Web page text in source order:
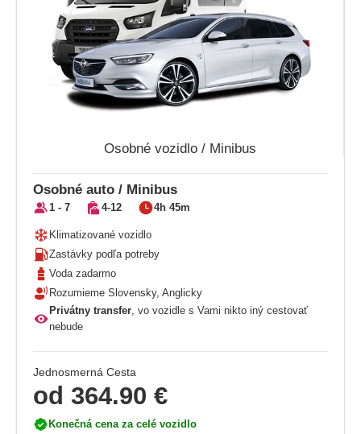
Osobné vozidlo / Minibus
Osobné auto / Minibus
1 - 7 4-12 4h 45m
Klimatizované vozidlo
Zastávky podľa potreby
Voda zadarmo
Rozumieme Slovensky, Anglicky
Privátny transfer, vo vozidle s Vami nikto iný cestovať
nebude
Jednosmerná Cesta
od 364.90 €
Konečná cena za celé vozidlo